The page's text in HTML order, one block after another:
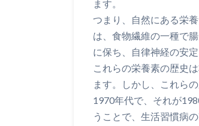
ます。
つまり、自然にある栄
は、食物繊維の一種で
に保ち、自律神経の安
これらの栄養素の歴史
ます。しかし、これら
1970年代で、それが
うことで、生活習慣病